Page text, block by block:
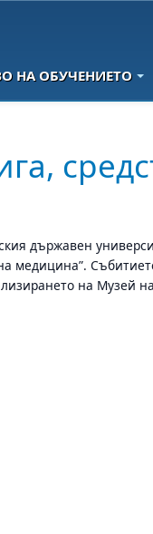
НА ОБУЧЕНИЕТО
държавен
медицина”.
на